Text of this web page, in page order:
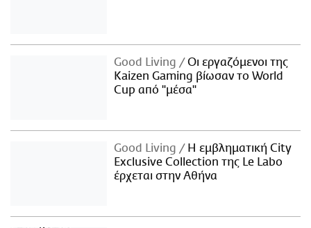
Good Living
Οι εργαζόμενοι της
Kaizen Gaming βίωσαν το World
Cup από "μέσα"
Good Living
Η εμβληματική City
Exclusive Collection της Le Labo
έρχεται στην Αθήνα